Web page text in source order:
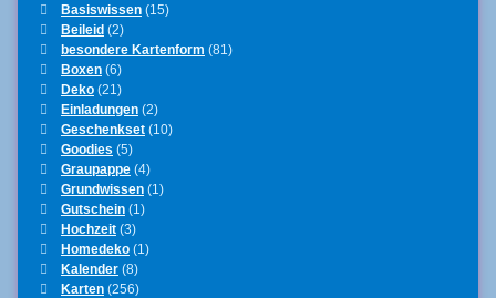
Basiswissen(15)
Beileid (2)
besondere Kartenform (81)
Boxen(6)
Deko(21)
Einladungen(2)
Geschenkset(10)
Goodies (5)
Graupappe(4)
Grundwissen(1)
Gutschein(1)
Hochzeit(3)
Homedeko(1)
Kalender(8)
Karten(256)